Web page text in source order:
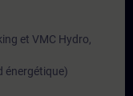
et VMC Hydro,
énergétique)